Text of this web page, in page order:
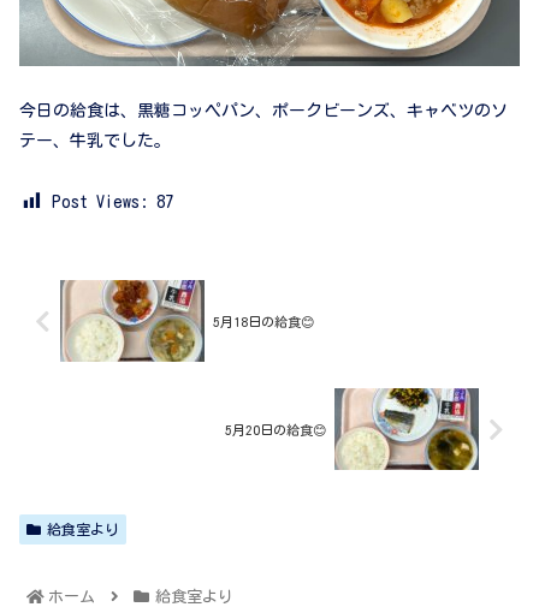
今日の給食は、黒糖コッペパン、ポークビーンズ、キャベツのソ
テー、牛乳でした。
Post Views: 87
5月18日の給食😊
5月20日の給食😊
給食室より
ホーム 給食室より